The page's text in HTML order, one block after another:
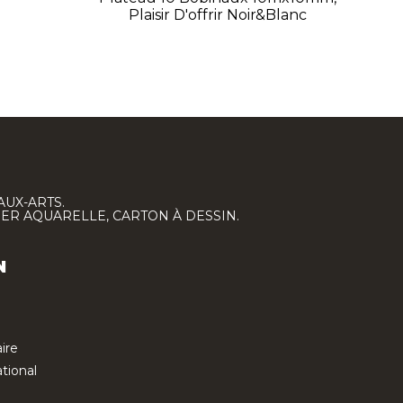
Plaisir D'offrir Noir&Blanc
ARTS.
AQUARELLE, CARTON À DESSIN.